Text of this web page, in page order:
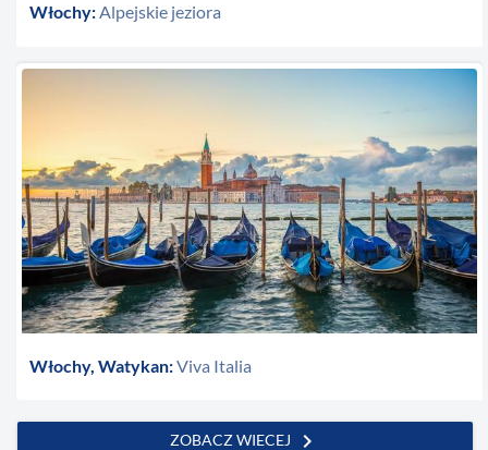
Włochy:Alpejskie jeziora
Włochy, Watykan:Viva Italia
ZOBACZ WIECEJ chevron_right